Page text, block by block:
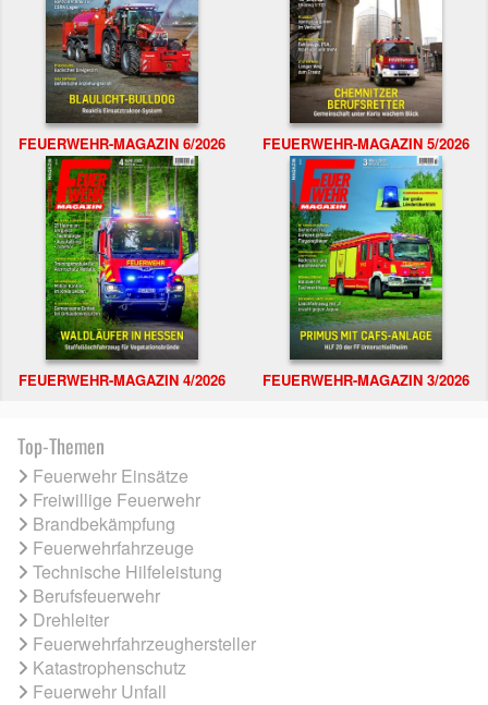
FEUERWEHR-MAGAZIN 6/2026 FEUERWEHR-MAGAZIN 5/2026
FEUERWEHR-MAGAZIN 4/2026 FEUERWEHR-MAGAZIN 3/2026
Top-Themen
Feuerwehr Einsätze
Freiwillige Feuerwehr
Brandbekämpfung
Feuerwehrfahrzeuge
Technische Hilfeleistung
Berufsfeuerwehr
Drehleiter
Feuerwehrfahrzeughersteller
Katastrophenschutz
Feuerwehr Unfall